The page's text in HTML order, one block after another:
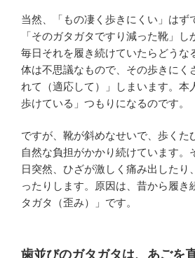
当然、「もの凄く歩きにくい」はず
「そのガタガタですり減った靴」し
毎日それを履き続けていたらどうな
体は不思議なもので、その歩きにく
れて（適応して）」しまいます。本
歩けている」つもりになるのです。
ですが、靴が斜めなせいで、歩くた
自然な負担がかかり続けています。
日突然、ひざが激しく痛み出したり
ったりします。原因は、昔から履き
タガタ（歪み）」です。
歯並びのガタガタは、あごを